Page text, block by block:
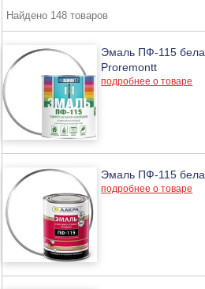
Найдено 148 товаров
Эмаль ПФ-115
Proremontt
подробнее о товаре
Эмаль ПФ-115
подробнее о товаре